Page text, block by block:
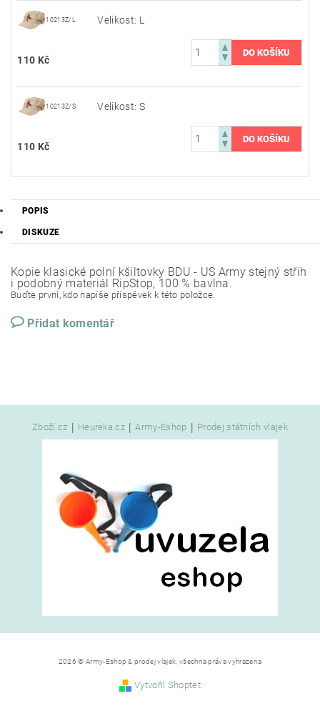
10213Z/L Velikost: L
110 Kč
10213Z/S Velikost: S
110 Kč
POPIS
DISKUZE
Kopie klasické polní kšiltovky BDU - US Army stejný střih
i podobný materiál RipStop, 100 % bavlna.
Buďte první, kdo napíše příspěvek k této položce.
Přidat komentář
Zboží.cz | Heureka.cz | Army-Eshop | Prodej státních vlajek
2026 © Army-Eshop & prodej vlajek, všechna práva vyhrazena
Vytvořil Shoptet